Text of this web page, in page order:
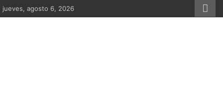
Saltar
al
jueves, agosto 6, 2026